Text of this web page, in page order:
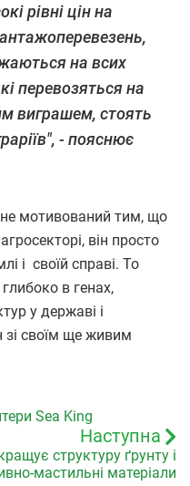
рівні цін на
на всих
перевозяться на
виграшем, стоять
- пояснює
не мотивований тим, що
він просто
і своїй справі. То
в генах,
у державі і
своїм ще живим
Sea King
Наступна
структуру ґрунту і
мастильні матеріали